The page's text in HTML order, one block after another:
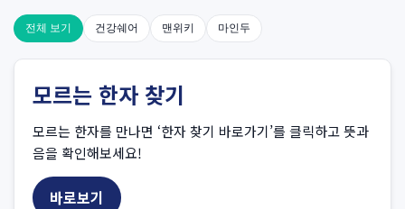
전체 보기 건강쉐어 맨위키 마인두
모르는 한자 찾기
모르는 한자를 만나면 ‘한자 찾기 바로가기’를 클릭하고 뜻과
음을 확인해보세요!
바로보기